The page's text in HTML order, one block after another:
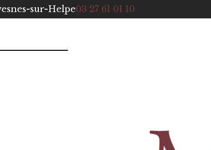
sur-Helpe03 27 61 01 10